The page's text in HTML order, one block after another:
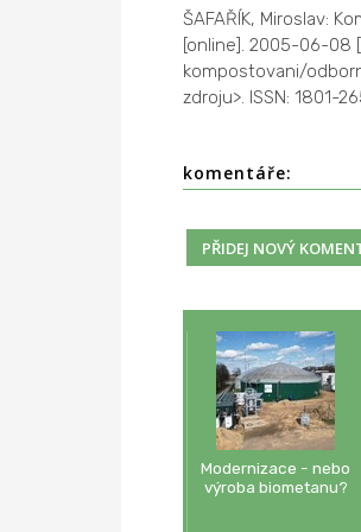
ŠAFAŘÍK, Miroslav:
[online]. 2005-06-08
kompostovani/
zdroju>. ISSN: 1801-
komentáře:
Modernizace - nebo
výroba biometanu?